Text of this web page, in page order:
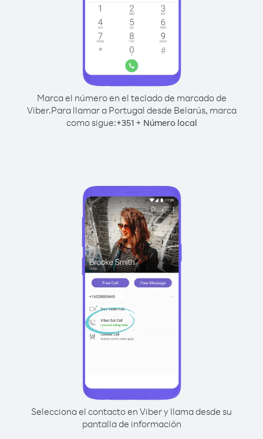
Marca el número en el teclado de marcado de
Viber.Para llamar a Portugal desde Belarús, marca
como sigue:+351+ Número local
Selecciona el contacto en Viber y llama desde su
pantalla de información